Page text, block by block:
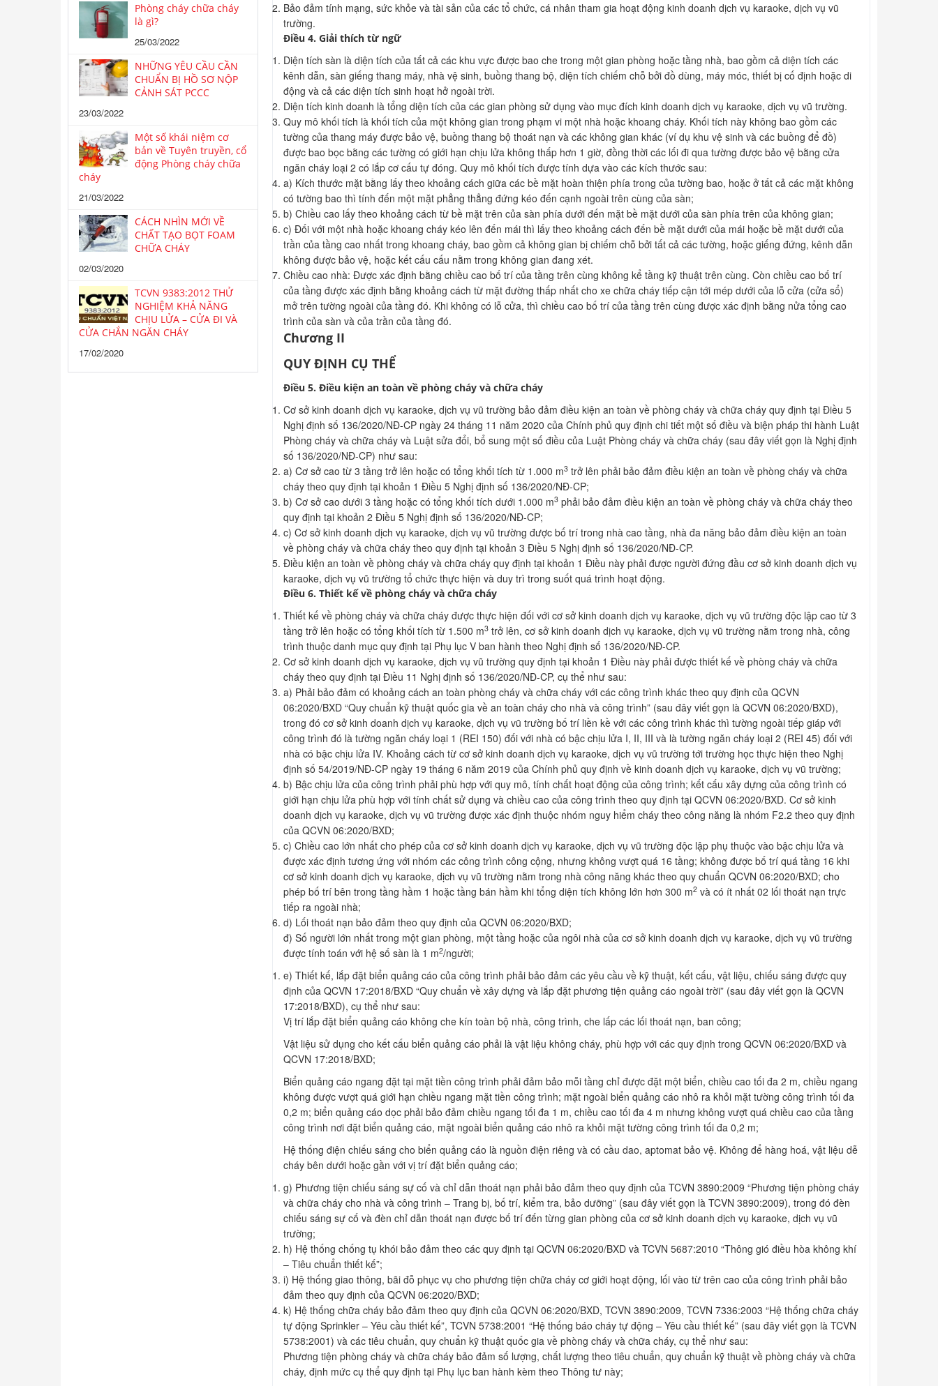
Phòng cháy chữa cháy
là gì?
25/03/2022
NHỮNG YÊU CẦU CẦN
CHUẨN BỊ HỒ SƠ NỘP
CẢNH SÁT PCCC
23/03/2022
Một số khái niệm cơ
bản về Tuyên truyền, cổ
động Phòng cháy chữa
cháy
21/03/2022
CÁCH NHÌN MỚI VỀ
CHẤT TẠO BỌT FOAM
CHỮA CHÁY
02/03/2020
TCVN 9383:2012 THỬ
NGHIỆM KHẢ NĂNG
CHỊU LỬA – CỬA ĐI VÀ
CỬA CHẮN NGĂN CHÁY
17/02/2020
Bảo đảm tính mạng, sức khỏe và tài sản của các tổ chức, cá nhân tham gia hoạt động kinh doanh dịch vụ karaoke, dịch vụ vũ
trường.
Điều 4. Giải thích từ ngữ
Diện tích sàn là diện tích của tất cả các khu vực được bao che trong một gian phòng hoặc tầng nhà, bao gồm cả diện tích các
kênh dẫn, sàn giếng thang máy, nhà vệ sinh, buồng thang bộ, diện tích chiếm chỗ bởi đồ dùng, máy móc, thiết bị cố định hoặc di
động và cả các diện tích sinh hoạt hở ngoài trời.
Diện tích kinh doanh là tổng diện tích của các gian phòng sử dụng vào mục đích kinh doanh dịch vụ karaoke, dịch vụ vũ trường.
Quy mô khối tích là khối tích của một không gian trong phạm vi một nhà hoặc khoang cháy. Khối tích này không bao gồm các
tường của thang máy được bảo vệ, buồng thang bộ thoát nạn và các không gian khác (ví dụ khu vệ sinh và các buồng để đồ)
được bao bọc bằng các tường có giới hạn chịu lửa không thấp hơn 1 giờ, đồng thời các lối đi qua tường được bảo vệ bằng cửa
ngăn cháy loại 2 có lắp cơ cấu tự đóng. Quy mô khối tích được tính dựa vào các kích thước sau:
a) Kích thước mặt bằng lấy theo khoảng cách giữa các bề mặt hoàn thiện phía trong của tường bao, hoặc ở tất cả các mặt không
có tường bao thì tính đến một mặt phẳng thẳng đứng kéo đến cạnh ngoài trên cùng của sàn;
b) Chiều cao lấy theo khoảng cách từ bề mặt trên của sàn phía dưới đến mặt bề mặt dưới của sàn phía trên của không gian;
c) Đối với một nhà hoặc khoang cháy kéo lên đến mái thì lấy theo khoảng cách đến bề mặt dưới của mái hoặc bề mặt dưới của
trần của tầng cao nhất trong khoang cháy, bao gồm cả không gian bị chiếm chỗ bởi tất cả các tường, hoặc giếng đứng, kênh dẫn
không được bảo vệ, hoặc kết cấu cấu nằm trong không gian đang xét.
Chiều cao nhà: Được xác định bằng chiều cao bố trí của tầng trên cùng không kể tầng kỹ thuật trên cùng. Còn chiều cao bố trí
của tầng được xác định bằng khoảng cách từ mặt đường thấp nhất cho xe chữa cháy tiếp cận tới mép dưới của lỗ cửa (cửa sổ)
mở trên tường ngoài của tầng đó. Khi không có lỗ cửa, thì chiều cao bố trí của tầng trên cùng được xác định bằng nửa tổng cao
trình của sàn và của trần của tầng đó.
Chương II
QUY ĐỊNH CỤ THỂ
Điều 5. Điều kiện an toàn về phòng cháy và chữa cháy
Cơ sở kinh doanh dịch vụ karaoke, dịch vụ vũ trường bảo đảm điều kiện an toàn về phòng cháy và chữa cháy quy định tại Điều 5
Nghị định số 136/2020/NĐ-CP ngày 24 tháng 11 năm 2020 của Chính phủ quy định chi tiết một số điều và biện pháp thi hành Luật
Phòng cháy và chữa cháy và Luật sửa đổi, bổ sung một số điều của Luật Phòng cháy và chữa cháy (sau đây viết gọn là Nghị định
số 136/2020/NĐ-CP) như sau:
a) Cơ sở cao từ 3 tầng trở lên hoặc có tổng khối tích từ 1.000 m3trở lên phải bảo đảm điều kiện an toàn về phòng cháy và chữa
cháy theo quy định tại khoản 1 Điều 5 Nghị định số 136/2020/NĐ-CP;
b) Cơ sở cao dưới 3 tầng hoặc có tổng khối tích dưới 1.000 m3phải bảo đảm điều kiện an toàn về phòng cháy và chữa cháy theo
quy định tại khoản 2 Điều 5 Nghị định số 136/2020/NĐ-CP;
c) Cơ sở kinh doanh dịch vụ karaoke, dịch vụ vũ trường được bố trí trong nhà cao tầng, nhà đa năng bảo đảm điều kiện an toàn
về phòng cháy và chữa cháy theo quy định tại khoản 3 Điều 5 Nghị định số 136/2020/NĐ-CP.
Điều kiện an toàn về phòng cháy và chữa cháy quy định tại khoản 1 Điều này phải được người đứng đầu cơ sở kinh doanh dịch vụ
karaoke, dịch vụ vũ trường tổ chức thực hiện và duy trì trong suốt quá trình hoạt động.
Điều 6. Thiết kế về phòng cháy và chữa cháy
Thiết kế về phòng cháy và chữa cháy được thực hiện đối với cơ sở kinh doanh dịch vụ karaoke, dịch vụ vũ trường độc lập cao từ 3
tầng trở lên hoặc có tổng khối tích từ 1.500 m3trở lên, cơ sở kinh doanh dịch vụ karaoke, dịch vụ vũ trường nằm trong nhà, công
trình thuộc danh mục quy định tại Phụ lục V ban hành theo Nghị định số 136/2020/NĐ-CP.
Cơ sở kinh doanh dịch vụ karaoke, dịch vụ vũ trường quy định tại khoản 1 Điều này phải được thiết kế về phòng cháy và chữa
cháy theo quy định tại Điều 11 Nghị định số 136/2020/NĐ-CP, cụ thể như sau:
a) Phải bảo đảm có khoảng cách an toàn phòng cháy và chữa cháy với các công trình khác theo quy định của QCVN
06:2020/BXD “Quy chuẩn kỹ thuật quốc gia về an toàn cháy cho nhà và công trình” (sau đây viết gọn là QCVN 06:2020/BXD),
trong đó cơ sở kinh doanh dịch vụ karaoke, dịch vụ vũ trường bố trí liền kề với các công trình khác thì tường ngoài tiếp giáp với
công trình đó là tường ngăn cháy loại 1 (REI 150) đối với nhà có bậc chịu lửa I, II, III và là tường ngăn cháy loại 2 (REI 45) đối với
nhà có bậc chịu lửa IV. Khoảng cách từ cơ sở kinh doanh dịch vụ karaoke, dịch vụ vũ trường tới trường học thực hiện theo Nghị
định số 54/2019/NĐ-CP ngày 19 tháng 6 năm 2019 của Chính phủ quy định về kinh doanh dịch vụ karaoke, dịch vụ vũ trường;
b) Bậc chịu lửa của công trình phải phù hợp với quy mô, tính chất hoạt động của công trình; kết cấu xây dựng của công trình có
giới hạn chịu lửa phù hợp với tính chất sử dụng và chiều cao của công trình theo quy định tại QCVN 06:2020/BXD. Cơ sở kinh
doanh dịch vụ karaoke, dịch vụ vũ trường được xác định thuộc nhóm nguy hiểm cháy theo công năng là nhóm F2.2 theo quy định
của QCVN 06:2020/BXD;
c) Chiều cao lớn nhất cho phép của cơ sở kinh doanh dịch vụ karaoke, dịch vụ vũ trường độc lập phụ thuộc vào bậc chịu lửa và
được xác định tương ứng với nhóm các công trình công cộng, nhưng không vượt quá 16 tầng; không được bố trí quá tầng 16 khi
cơ sở kinh doanh dịch vụ karaoke, dịch vụ vũ trường nằm trong nhà công năng khác theo quy chuẩn QCVN 06:2020/BXD; cho
phép bố trí bên trong tầng hầm 1 hoặc tầng bán hầm khi tổng diện tích không lớn hơn 300 m2và có ít nhất 02 lối thoát nạn trực
tiếp ra ngoài nhà;
d) Lối thoát nạn bảo đảm theo quy định của QCVN 06:2020/BXD;
đ) Số người lớn nhất trong một gian phòng, một tầng hoặc của ngôi nhà của cơ sở kinh doanh dịch vụ karaoke, dịch vụ vũ trường
được tính toán với hệ số sàn là 1 m2/người;
e) Thiết kế, lắp đặt biển quảng cáo của công trình phải bảo đảm các yêu cầu về kỹ thuật, kết cấu, vật liệu, chiếu sáng được quy
định của QCVN 17:2018/BXD “Quy chuẩn về xây dựng và lắp đặt phương tiện quảng cáo ngoài trời” (sau đây viết gọn là QCVN
17:2018/BXD), cụ thể như sau:
Vị trí lắp đặt biển quảng cáo không che kín toàn bộ nhà, công trình, che lấp các lối thoát nạn, ban công;
Vật liệu sử dụng cho kết cấu biển quảng cáo phải là vật liệu không cháy, phù hợp với các quy định trong QCVN 06:2020/BXD và
QCVN 17:2018/BXD;
Biển quảng cáo ngang đặt tại mặt tiền công trình phải đảm bảo mỗi tầng chỉ được đặt một biển, chiều cao tối đa 2 m, chiều ngang
không được vượt quá giới hạn chiều ngang mặt tiền công trình; mặt ngoài biển quảng cáo nhô ra khỏi mặt tường công trình tối đa
0,2 m; biển quảng cáo dọc phải bảo đảm chiều ngang tối đa 1 m, chiều cao tối đa 4 m nhưng không vượt quá chiều cao của tầng
công trình nơi đặt biển quảng cáo, mặt ngoài biển quảng cáo nhô ra khỏi mặt tường công trình tối đa 0,2 m;
Hệ thống điện chiếu sáng cho biển quảng cáo là nguồn điện riêng và có cầu dao, aptomat bảo vệ. Không để hàng hoá, vật liệu dễ
cháy bên dưới hoặc gần với vị trí đặt biển quảng cáo;
g) Phương tiện chiếu sáng sự cố và chỉ dẫn thoát nạn phải bảo đảm theo quy định của TCVN 3890:2009 “Phương tiện phòng cháy
và chữa cháy cho nhà và công trình – Trang bị, bố trí, kiểm tra, bảo dưỡng” (sau đây viết gọn là TCVN 3890:2009), trong đó đèn
chiếu sáng sự cố và đèn chỉ dẫn thoát nạn được bố trí đến từng gian phòng của cơ sở kinh doanh dịch vụ karaoke, dịch vụ vũ
trường;
h) Hệ thống chống tụ khói bảo đảm theo các quy định tại QCVN 06:2020/BXD và TCVN 5687:2010 “Thông gió điều hòa không khí
– Tiêu chuẩn thiết kế”;
i) Hệ thống giao thông, bãi đỗ phục vụ cho phương tiện chữa cháy cơ giới hoạt động, lối vào từ trên cao của công trình phải bảo
đảm theo quy định của QCVN 06:2020/BXD;
k) Hệ thống chữa cháy bảo đảm theo quy định của QCVN 06:2020/BXD, TCVN 3890:2009, TCVN 7336:2003 “Hệ thống chữa cháy
tự động Sprinkler – Yêu cầu thiết kế”, TCVN 5738:2001 “Hệ thống báo cháy tự động – Yêu cầu thiết kế” (sau đây viết gọn là TCVN
5738:2001) và các tiêu chuẩn, quy chuẩn kỹ thuật quốc gia về phòng cháy và chữa cháy, cụ thể như sau:
Phương tiện phòng cháy và chữa cháy bảo đảm số lượng, chất lượng theo tiêu chuẩn, quy chuẩn kỹ thuật về phòng cháy và chữa
cháy, định mức cụ thể quy định tại Phụ lục ban hành kèm theo Thông tư này;